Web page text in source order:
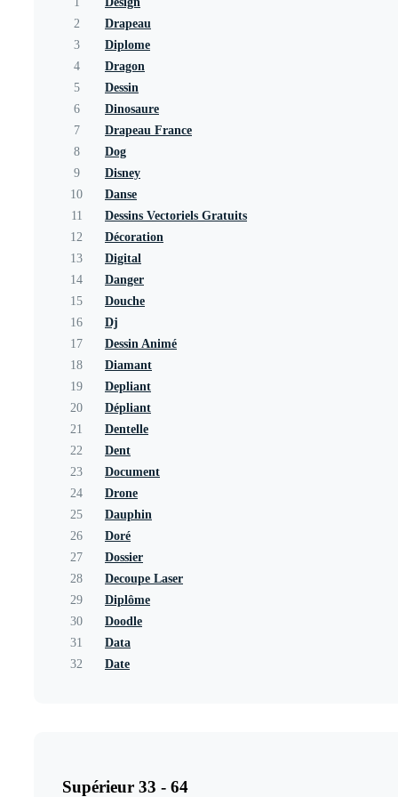
2
Drapeau
3
Diplome
4
Dragon
5
Dessin
6
Dinosaure
7
Drapeau France
8
Dog
9
Disney
10
Danse
11
Dessins Vectoriels Gratuits
12
Décoration
13
Digital
14
Danger
15
Douche
16
Dj
17
Dessin Animé
18
Diamant
19
Depliant
20
Dépliant
21
Dentelle
22
Dent
23
Document
24
Drone
25
Dauphin
26
Doré
27
Dossier
28
Decoupe Laser
29
Diplôme
30
Doodle
31
Data
32
Date
Supérieur 33 - 64